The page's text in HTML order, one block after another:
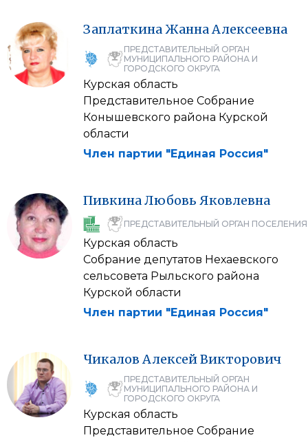
ЗаплаткинаЖаннаАлексеевна
ПРЕДСТАВИТЕЛЬНЫЙ ОРГАН
МУНИЦИПАЛЬНОГО РАЙОНА И
ГОРОДСКОГО ОКРУГА
Курская область
Представительное Собрание
Конышевского района Курской
области
Член партии "Единая Россия"
ПивкинаЛюбовь Яковлевна
ПРЕДСТАВИТЕЛЬНЫЙ ОРГАН ПОСЕЛЕНИЯ
Курская область
Собрание депутатов Нехаевского
сельсовета Рыльского района
Курской области
Член партии "Единая Россия"
Чикалов АлексейВикторович
ПРЕДСТАВИТЕЛЬНЫЙ ОРГАН
МУНИЦИПАЛЬНОГО РАЙОНА И
ГОРОДСКОГО ОКРУГА
Курская область
Представительное Собрание